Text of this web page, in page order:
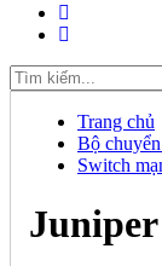
Trang chủ
Bộ
Switch